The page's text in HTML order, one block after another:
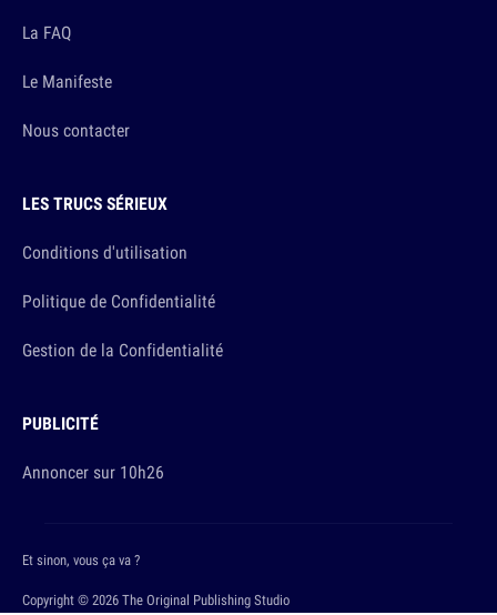
La FAQ
Le Manifeste
Nous contacter
LES TRUCS SÉRIEUX
Conditions d'utilisation
Politique de Confidentialité
Gestion de la Confidentialité
PUBLICITÉ
Annoncer sur 10h26
Copyright © 2026 The Original Publishing Studio
Et sinon, vous ça va ?